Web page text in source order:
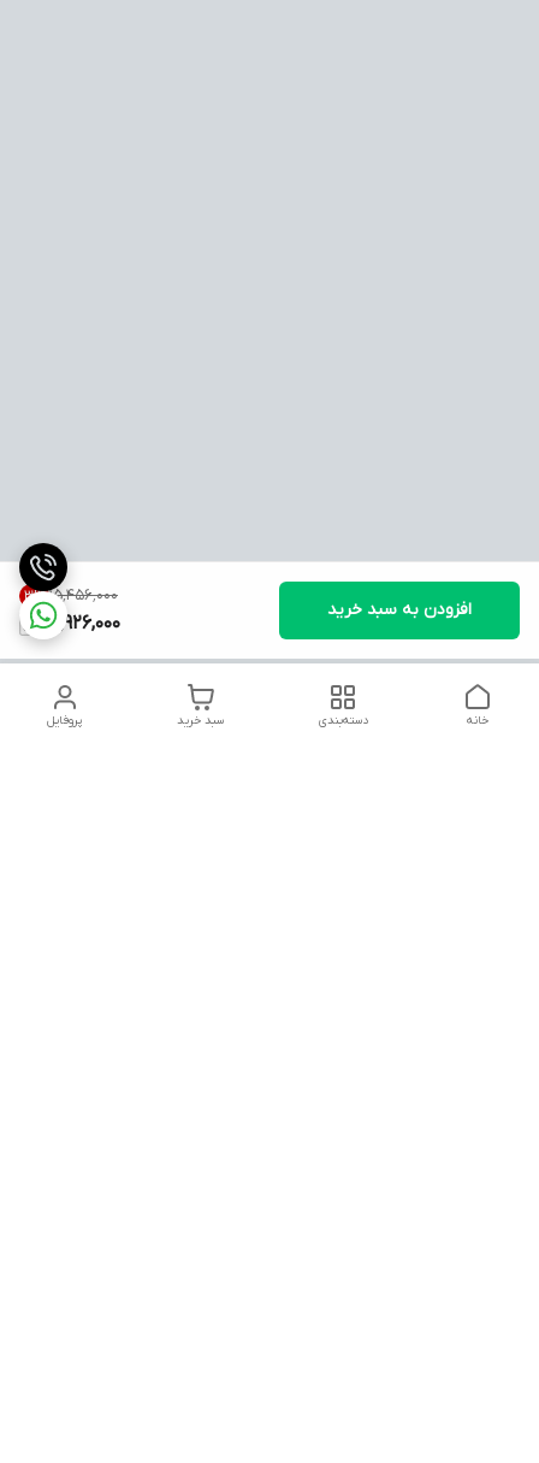
۱۵٬۴۵۶٬۰۰۰ 3%
14,926,000
افزودن به سبد خرید
پروفایل سبد خرید دسته‌بندی خانه